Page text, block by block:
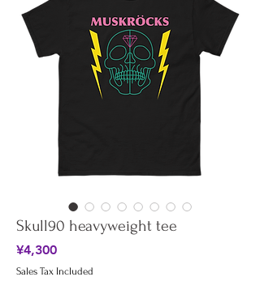
Skull90 heavyweight tee
¥4,300Price
Sales Tax Included